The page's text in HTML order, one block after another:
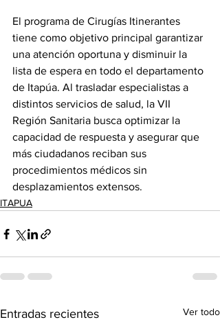
El programa de Cirugías Itinerantes
tiene como objetivo principal garantizar
una atención oportuna y disminuir la
lista de espera en todo el departamento
de Itapúa. Al trasladar especialistas a
distintos servicios de salud, la VII
Región Sanitaria busca optimizar la
capacidad de respuesta y asegurar que
más ciudadanos reciban sus
procedimientos médicos sin
desplazamientos extensos.
ITAPUA
Entradas recientes Ver todo